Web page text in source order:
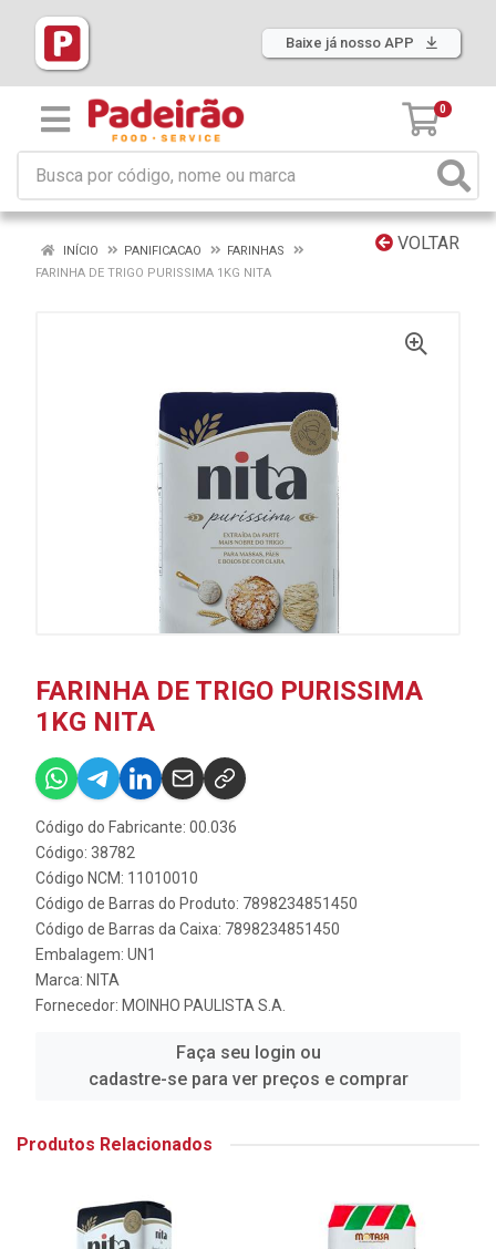
Baixe já nosso APP
0
VOLTAR
INÍCIO PANIFICACAO
FARINHAS
FARINHA DE TRIGO PURISSIMA 1KG NITA
FARINHA DE TRIGO PURISSIMA
1KG NITA
Código do Fabricante: 00.036
Código: 38782
Código NCM: 11010010
Código de Barras do Produto: 7898234851450
Código de Barras da Caixa: 7898234851450
Embalagem: UN1
Marca: NITA
Fornecedor: MOINHO PAULISTA S.A.
Faça seu login ou
cadastre-se para ver preços e comprar
Produtos Relacionados